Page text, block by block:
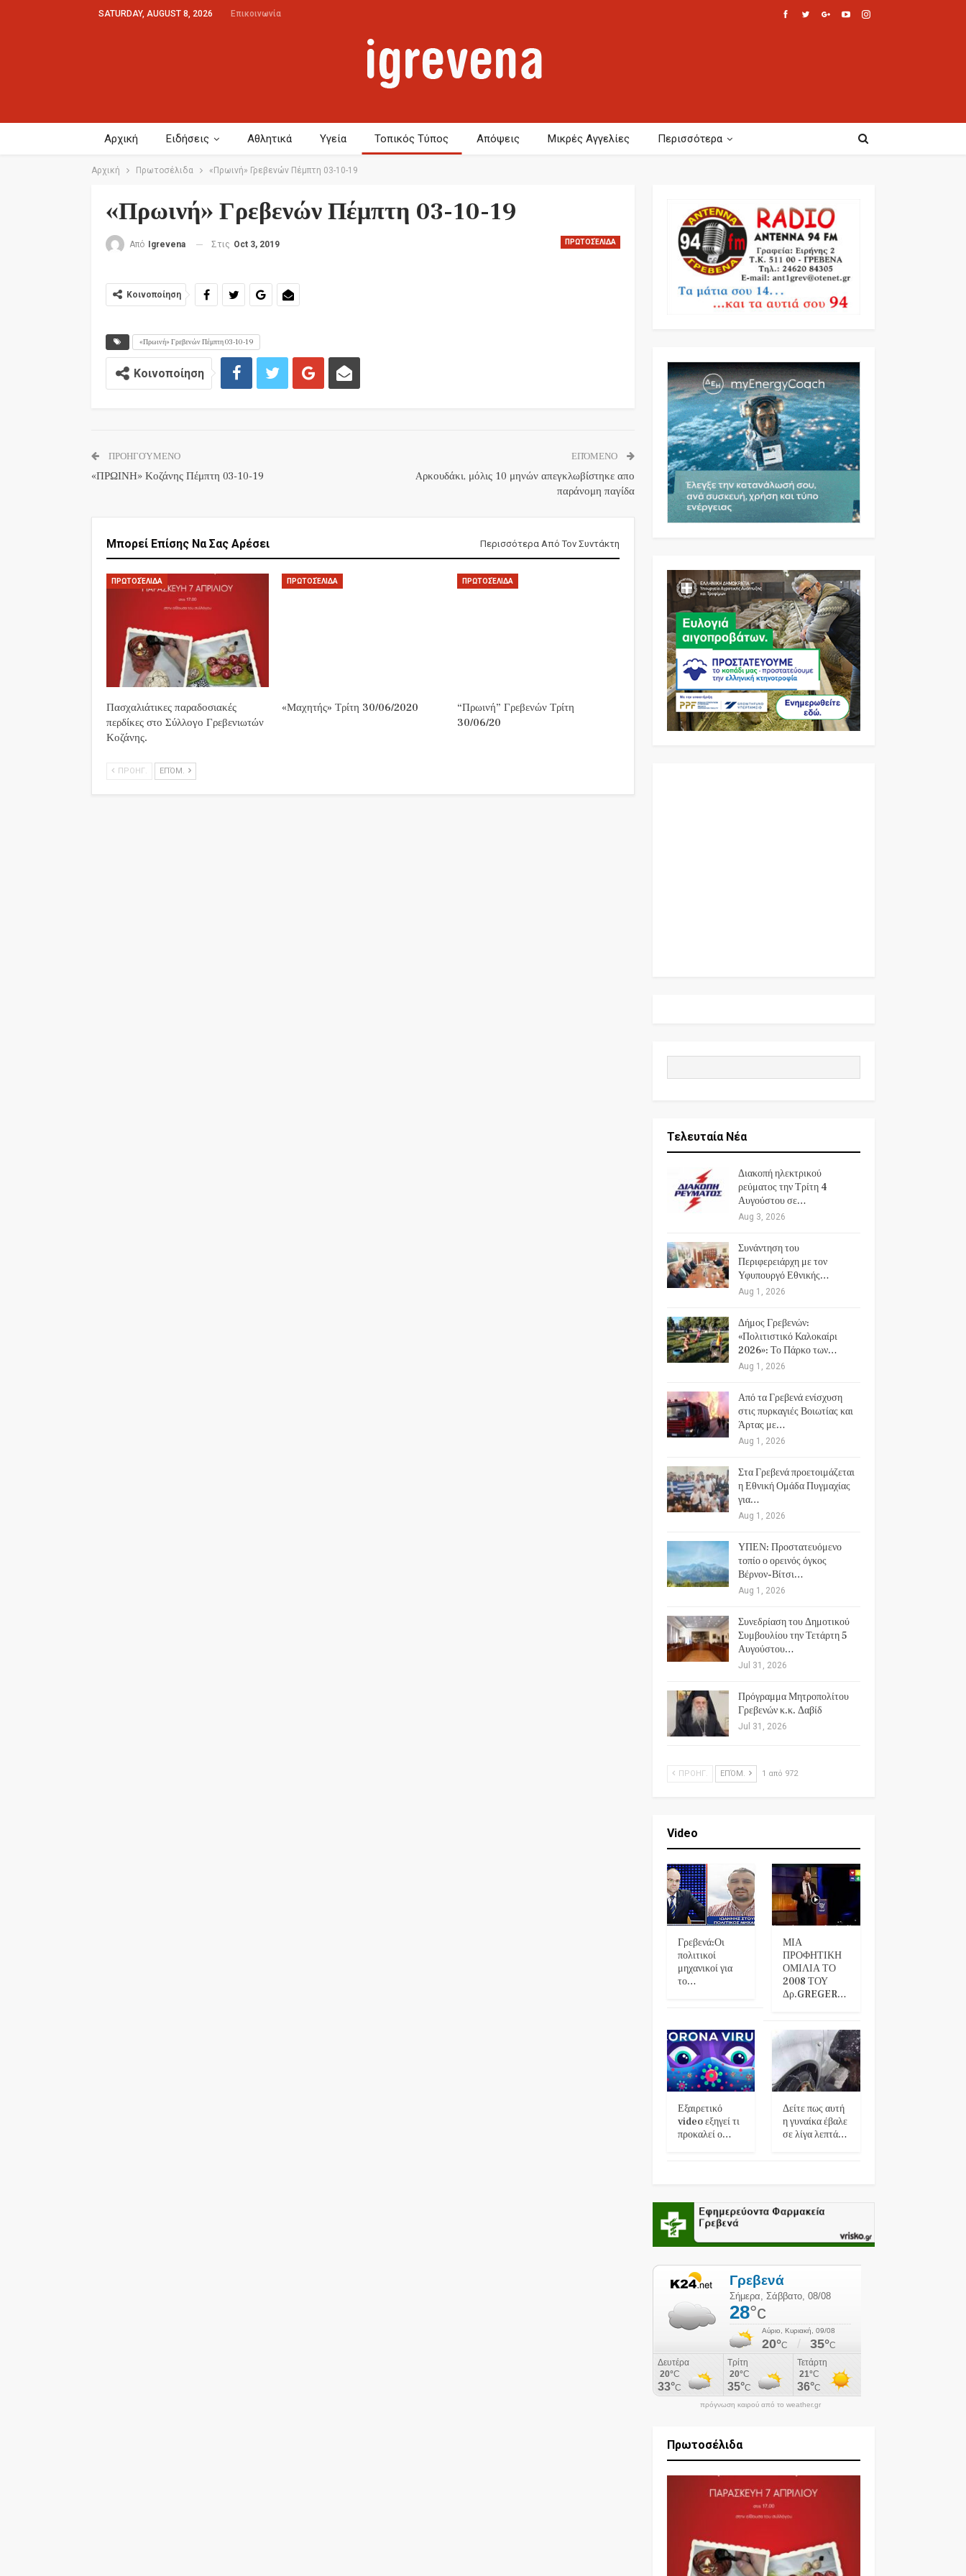
SATURDAY, AUGUST 8, 2026 Επικοινωνία
Αρχική Ειδήσεις Αθλητικά Υγεία Τοπικός Τύπος Απόψεις Μικρές Αγγελίες Περισσότερα
Αρχική Πρωτοσέλιδα «Πρωινή» Γρεβενών Πέμπτη 03-10-19
«Πρωινή» Γρεβενών Πέμπτη 03-10-19
ΠΡΩΤΟΣΈΛΙΔΑ
Από Igrevena Στις Oct 3, 2019
Κοινοποίηση
«Πρωινή» Γρεβενών Πέμπτη 03-10-19
Κοινοποίηση
ΠΡΟΗΓΟΎΜΕΝΟ
«ΠΡΩΙΝΗ» Κοζάνης Πέμπτη 03-10-19
ΕΠΌΜΕΝΟ
Aρκουδάκι, μόλις 10 μηνών απεγκλωβίστηκε απο
παράνομη παγίδα
Μπορεί Επίσης Να Σας Αρέσει Περισσότερα Από Τον Συντάκτη
ΠΡΩΤΟΣΈΛΙΔΑ
Πασχαλιάτικες παραδοσιακές
περδίκες στο Σύλλογο Γρεβενιωτών
Κοζάνης.
ΠΡΩΤΟΣΈΛΙΔΑ
«Μαχητής» Τρίτη 30/06/2020
ΠΡΩΤΟΣΈΛΙΔΑ
“Πρωινή” Γρεβενών Τρίτη
30/06/20
ΠΡΟΗΓ. ΕΠΌΜ.
Τελευταία Νέα
Διακοπή ηλεκτρικού
ρεύματος την Τρίτη 4
Αυγούστου σε…
Aug 3, 2026
Συνάντηση του
Περιφερειάρχη με τον
Υφυπουργό Εθνικής…
Aug 1, 2026
Δήμος Γρεβενών:
«Πολιτιστικό Καλοκαίρι
2026»: Το Πάρκο των…
Aug 1, 2026
Από τα Γρεβενά ενίσχυση
στις πυρκαγιές Βοιωτίας και
Άρτας με…
Aug 1, 2026
Στα Γρεβενά προετοιμάζεται
η Εθνική Ομάδα Πυγμαχίας
για…
Aug 1, 2026
ΥΠΕΝ: Προστατευόμενο
τοπίο ο ορεινός όγκος
Βέρνον-Βίτσι…
Aug 1, 2026
Συνεδρίαση του Δημοτικού
Συμβουλίου την Τετάρτη 5
Αυγούστου…
Jul 31, 2026
Πρόγραμμα Μητροπολίτου
Γρεβενών κ.κ. Δαβίδ
Jul 31, 2026
ΠΡΟΗΓ. ΕΠΌΜ. 1 από 972
Video
Γρεβενά:Οι
πολιτικοί
μηχανικοί για
το…
ΜΙΑ
ΠΡΟΦΗΤΙΚΗ
ΟΜΙΛΙΑ ΤΟ
2008 ΤΟΥ
Δρ.GREGER…
Εξαιρετικό
video εξηγεί τι
προκαλεί ο…
Δείτε πως αυτή
η γυναίκα έβαλε
σε λίγα λεπτά…
πρόγνωση καιρού από το weather.gr
Πρωτοσέλιδα